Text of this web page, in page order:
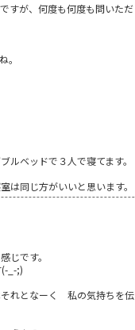
が、何度も何度も問いた
。
ベッドで３人で寝てます。
は同じ方がいいと思います。
です。
_-;)
れとなーく 私の気持ちを